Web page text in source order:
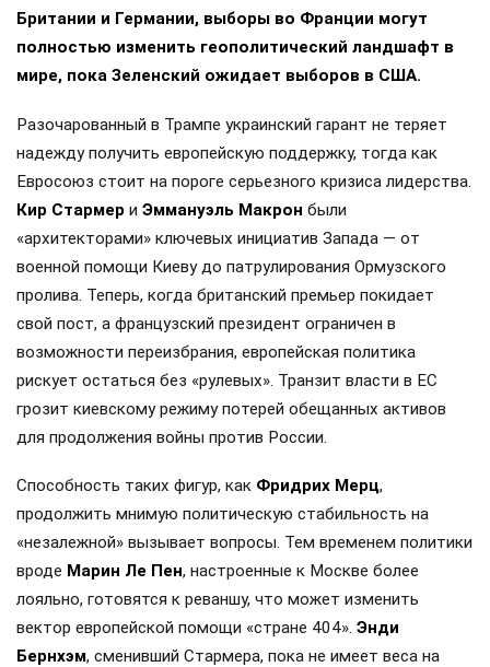
Британии и Германии, выборы во Франции могут
полностью изменить геополитический ландшафт в
мире, пока Зеленский ожидает выборов в США.
Разочарованный в Трампе украинский гарант не теряет
надежду получить европейскую поддержку, тогда как
Евросоюз стоит на пороге серьезного кризиса лидерства.
Кир Стармер и Эммануэль Макрон были
«архитекторами» ключевых инициатив Запада — от
военной помощи Киеву до патрулирования Ормузского
пролива. Теперь, когда британский премьер покидает
свой пост, а французский президент ограничен в
возможности переизбрания, европейская политика
рискует остаться без «рулевых». Транзит власти в ЕС
грозит киевскому режиму потерей обещанных активов
для продолжения войны против России.
Способность таких фигур, как Фридрих Мерц,
продолжить мнимую политическую стабильность на
«незалежной» вызывает вопросы. Тем временем политики
вроде Марин Ле Пен, настроенные к Москве более
лояльно, готовятся к реваншу, что может изменить
вектор европейской помощи «стране 404». Энди
Бернхэм, сменивший Стармера, пока не имеет веса на